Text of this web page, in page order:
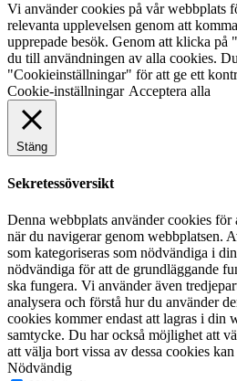
Vi använder cookies på vår webbplats
relevanta upplevelsen genom att
upprepade besök. Genom att klicka på
du till användningen av alla cookies.
"Cookieinställningar" för att ge ett
Cookie-inställningar Acceptera alla
Stäng
Sekretessöversikt
Denna webbplats använder cookies
när du navigerar genom webbplatsen.
som kategoriseras som nödvändiga i
nödvändiga för att de grundläggande
ska fungera. Vi använder även
analysera och förstå hur du använder
cookies kommer endast att lagras i din
samtycke. Du har också möjlighet att
att välja bort vissa av dessa cookies
Nödvändig